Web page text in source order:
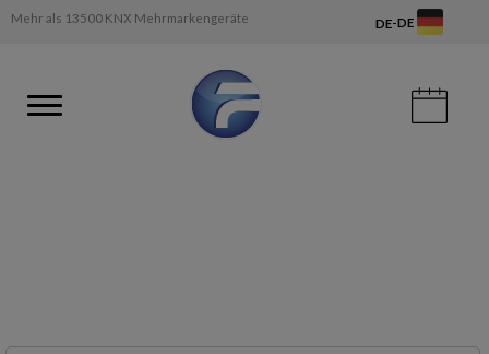
Mehr als 13500 KNX Mehrmarkengeräte DE-DE